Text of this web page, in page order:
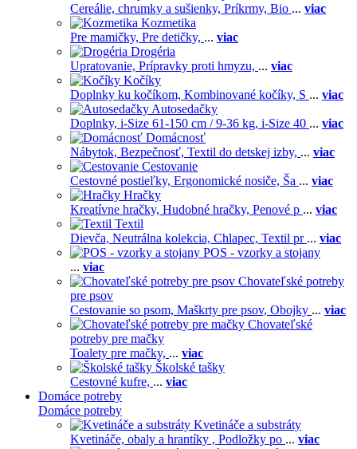
Cereálie, chrumky a sušienky, Príkrmy, Bio ... viac
Kozmetika
Pre mamičky, Pre detičky, ... viac
Drogéria
Upratovanie, Prípravky proti hmyzu, ... viac
Kočíky
Doplnky ku kočíkom, Kombinované kočíky, S ... viac
Autosedačky
Doplnky, i-Size 61-150 cm / 9-36 kg, i-Size 40 ... viac
Domácnosť
Nábytok, Bezpečnosť, Textil do detskej izby, ... viac
Cestovanie
Cestovné postieľky, Ergonomické nosiče, Ša ... viac
Hračky
Kreatívne hračky, Hudobné hračky, Penové p ... viac
Textil
Dievča, Neutrálna kolekcia, Chlapec, Textil pr ... viac
POS - vzorky a stojany
... viac
Chovateľské potreby
pre psov
Cestovanie so psom, Maškrty pre psov, Obojky ... viac
Chovateľské
potreby pre mačky
Toalety pre mačky, ... viac
Školské tašky
Cestovné kufre, ... viac
Domáce potreby
Domáce potreby
Kvetináče a substráty
Kvetináče, obaly a hrantíky , Podložky po ... viac